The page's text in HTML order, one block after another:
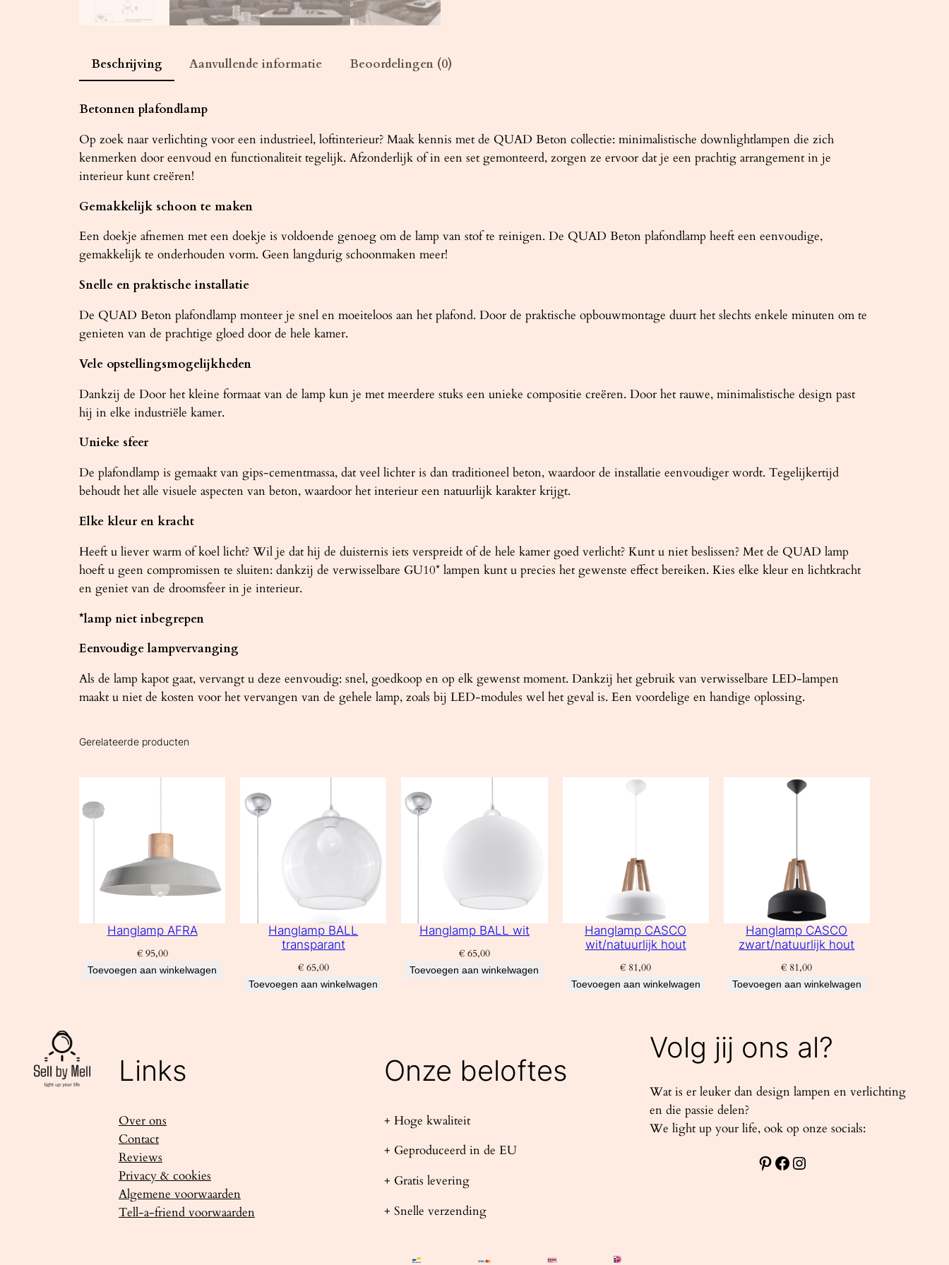
D
b
t
a
n
Beschrijving Aanvullende informatie Beoordelingen (0)
Betonnen plafondlamp
Op zoek naar verlichting voor een industrieel, loftinterieur? Maak kennis met de QUAD Beton collectie: minimalistische downlightlampen die zich
kenmerken door eenvoud en functionaliteit tegelijk. Afzonderlijk of in een set gemonteerd, zorgen ze ervoor dat je een prachtig arrangement in je
interieur kunt creëren!
Gemakkelijk schoon te maken
Een doekje afnemen met een doekje is voldoende genoeg om de lamp van stof te reinigen. De QUAD Beton plafondlamp heeft een eenvoudige,
gemakkelijk te onderhouden vorm. Geen langdurig schoonmaken meer!
Snelle en praktische installatie
De QUAD Beton plafondlamp monteer je snel en moeiteloos aan het plafond. Door de praktische opbouwmontage duurt het slechts enkele minuten om te
genieten van de prachtige gloed door de hele kamer.
Vele opstellingsmogelijkheden
Dankzij de Door het kleine formaat van de lamp kun je met meerdere stuks een unieke compositie creëren. Door het rauwe, minimalistische design past
hij in elke industriële kamer.
Unieke sfeer
De plafondlamp is gemaakt van gips-cementmassa, dat veel lichter is dan traditioneel beton, waardoor de installatie eenvoudiger wordt. Tegelijkertijd
behoudt het alle visuele aspecten van beton, waardoor het interieur een natuurlijk karakter krijgt.
Elke kleur en kracht
Heeft u liever warm of koel licht? Wil je dat hij de duisternis iets verspreidt of de hele kamer goed verlicht? Kunt u niet beslissen? Met de QUAD lamp
hoeft u geen compromissen te sluiten: dankzij de verwisselbare GU10* lampen kunt u precies het gewenste effect bereiken. Kies elke kleur en lichtkracht
en geniet van de droomsfeer in je interieur.
*lamp niet inbegrepen
Eenvoudige lampvervanging
Als de lamp kapot gaat, vervangt u deze eenvoudig: snel, goedkoop en op elk gewenst moment. Dankzij het gebruik van verwisselbare LED-lampen
maakt u niet de kosten voor het vervangen van de gehele lamp, zoals bij LED-modules wel het geval is. Een voordelige en handige oplossing.
Gerelateerde producten
Hanglamp AFRA
€95,00
Toevoegen aan winkelwagen
Hanglamp BALL
transparant
€65,00
Toevoegen aan winkelwagen
Hanglamp BALL wit
€65,00
Toevoegen aan winkelwagen
Hanglamp CASCO
wit/natuurlijk hout
€ 81,00
Toevoegen aan winkelwagen
Hanglamp CASCO
zwart/natuurlijk hout
€ 81,00
Toevoegen aan winkelwagen
Links
Over ons
Contact
Reviews
Privacy & cookies
Algemene voorwaarden
Tell-a-friend voorwaarden
Onze beloftes
+ Hoge kwaliteit
+ Geproduceerd in de EU
+ Gratis levering
+ Snelle verzending
Volg jij ons al?
Wat is er leuker dan design lampen en verlichting
en die passie delen?
We light up your life, ook op onze socials:
Pinterest Facebook Instagram